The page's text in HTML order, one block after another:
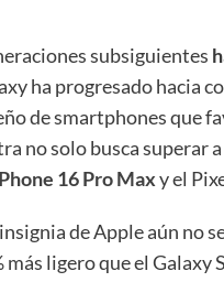
subsiguientes
ha progresado hacia
de smartphones que
no solo busca superar
16 Pro Maxy el
de Apple aún no
ligero que el Galaxy